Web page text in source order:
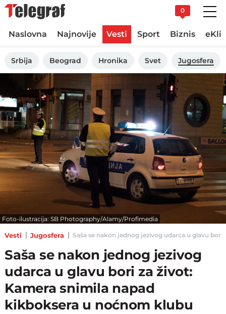
0
Naslovna Najnovije Vesti Sport Biznis
Srbija Beograd Hronika Svet Jugosfera
Foto-ilustracija: SB Photography/Alamy/Profimedia
Vesti Jugosfera Saša se nakon jednog jezivog udarca u glavu
Saša se nakon jednog jezivog
udarca u glavu bori za život:
Kamera snimila napad
kikboksera u noćnom klubu